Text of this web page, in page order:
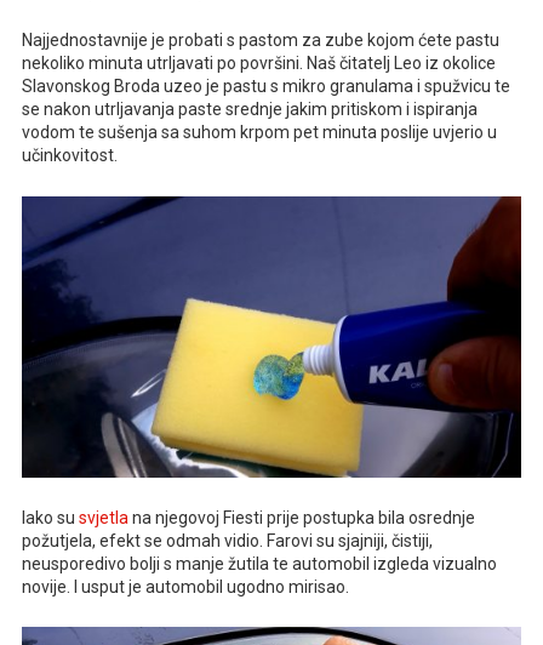
Najjednostavnije je probati s pastom za zube kojom ćete pastu
nekoliko minuta utrljavati po površini. Naš čitatelj Leo iz okolice
Slavonskog Broda uzeo je pastu s mikro granulama i spužvicu te
se nakon utrljavanja paste srednje jakim pritiskom i ispiranja
vodom te sušenja sa suhom krpom pet minuta poslije uvjerio u
učinkovitost.
Iako su svjetla na njegovoj Fiesti prije postupka bila osrednje
požutjela, efekt se odmah vidio. Farovi su sjajniji, čistiji,
neusporedivo bolji s manje žutila te automobil izgleda vizualno
novije. I usput je automobil ugodno mirisao.